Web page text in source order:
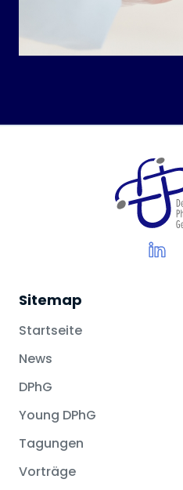
Sitemap
Startseite
News
DPhG
Young DPhG
Tagungen
Vorträge